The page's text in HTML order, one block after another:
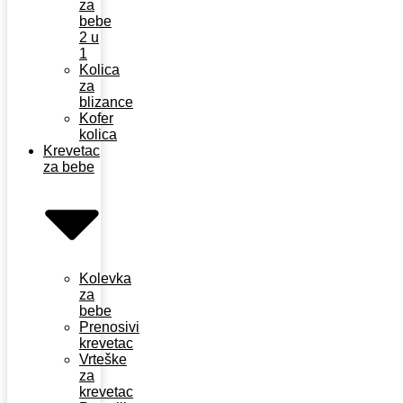
za
bebe
2 u
1
Kolica
za
blizance
Kofer
kolica
Krevetac
za bebe
Kolevka
za
bebe
Prenosivi
krevetac
Vrteške
za
krevetac